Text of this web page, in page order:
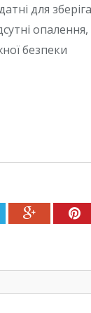
для
безпеки
Google+